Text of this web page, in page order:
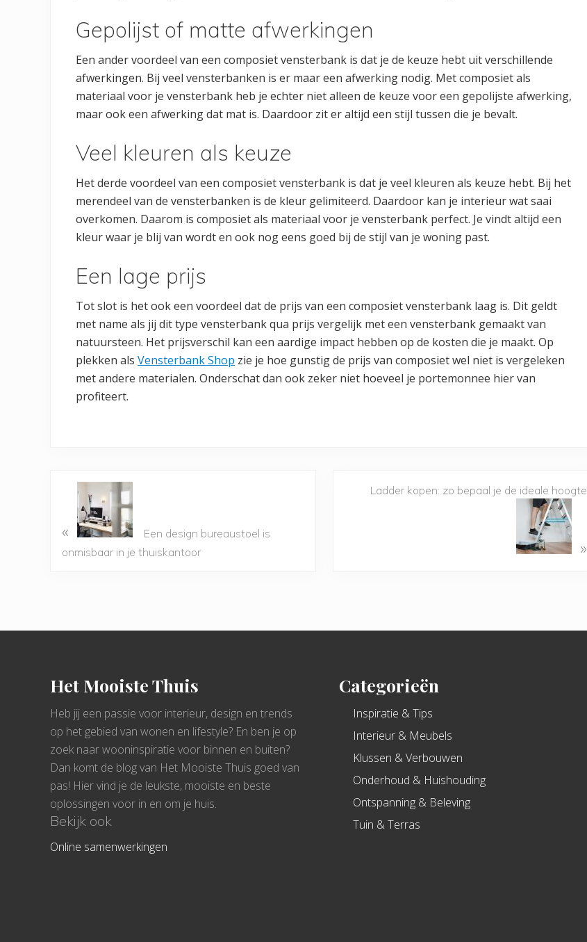
Gepolijst of matte afwerkingen
Een ander voordeel van een composiet vensterbank is dat je de keuze hebt uit verschillende
afwerkingen. Bij veel vensterbanken is er maar een afwerking nodig. Met composiet als
materiaal voor je vensterbank heb je echter niet alleen de keuze voor een gepolijste afwerking,
maar ook een afwerking dat mat is. Daardoor zit er altijd een stijl tussen die je bevalt.
Veel kleuren als keuze
Het derde voordeel van een composiet vensterbank is dat je veel kleuren als keuze hebt. Bij het
merendeel van de vensterbanken is de kleur gelimiteerd. Daardoor kan je interieur wat saai
overkomen. Daarom is composiet als materiaal voor je vensterbank perfect. Je vindt altijd een
kleur waar je blij van wordt en ook nog eens goed bij de stijl van je woning past.
Een lage prijs
Tot slot is het ook een voordeel dat de prijs van een composiet vensterbank laag is. Dit geldt
met name als jij dit type vensterbank qua prijs vergelijk met een vensterbank gemaakt van
natuursteen. Het prijsverschil kan een aardige impact hebben op de kosten die je maakt. Op
plekken als Vensterbank Shop zie je hoe gunstig de prijs van composiet wel niet is vergeleken
met andere materialen. Onderschat dan ook zeker niet hoeveel je portemonnee hier van
profiteert.
«
Een design bureaustoel is
onmisbaar in je thuiskantoor
Ladder kopen: zo bepaal je de ideale hoogte
»
Het Mooiste Thuis
Heb jij een passie voor interieur, design en trends
op het gebied van wonen en lifestyle? En ben je op
zoek naar wooninspiratie voor binnen en buiten?
Dan komt de blog van Het Mooiste Thuis goed van
pas! Hier vind je de leukste, mooiste en beste
oplossingen voor in en om je huis.
Bekijk ook
Online samenwerkingen
Categorieën
Inspiratie & Tips
Interieur & Meubels
Klussen & Verbouwen
Onderhoud & Huishouding
Ontspanning & Beleving
Tuin & Terras